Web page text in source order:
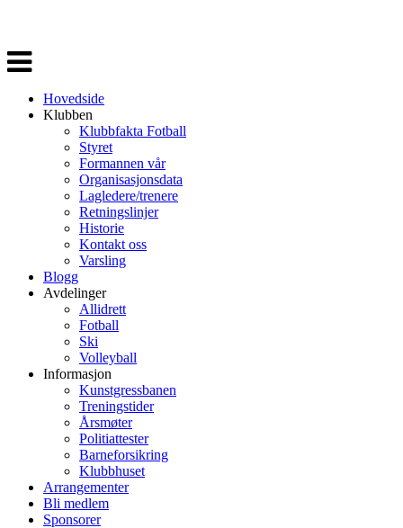
Veksle
navigasjon
Hovedside
Klubben
Klubbfakta Fotball
Styret
Formannen vår
Organisasjonsdata
Lagledere/trenere
Retningslinjer
Historie
Kontakt oss
Varsling
Blogg
Avdelinger
Allidrett
Fotball
Ski
Volleyball
Informasjon
Kunstgressbanen
Treningstider
Årsmøter
Politiattester
Barneforsikring
Klubbhuset
Arrangementer
Bli medlem
Sponsorer